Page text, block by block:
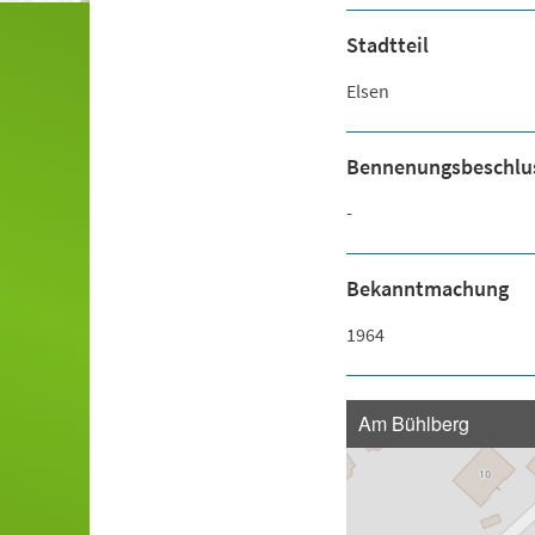
Stadtteil
Elsen
-
Bekanntmachung
1964
Am Bühlberg